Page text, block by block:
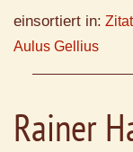
einsortiert in:
Aulus Gellius
Rainer